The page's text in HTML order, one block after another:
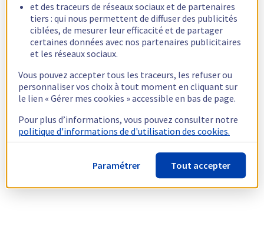
et des traceurs de réseaux sociaux et de partenaires
tiers : qui nous permettent de diffuser des publicités
ciblées, de mesurer leur efficacité et de partager
certaines données avec nos partenaires publicitaires
et les réseaux sociaux.
Vous pouvez accepter tous les traceurs, les refuser ou
personnaliser vos choix à tout moment en cliquant sur
le lien « Gérer mes cookies » accessible en bas de page.
Pour plus d’informations, vous pouvez consulter notre
politique d'informations de d'utilisation des cookies.
Paramétrer Tout accepter